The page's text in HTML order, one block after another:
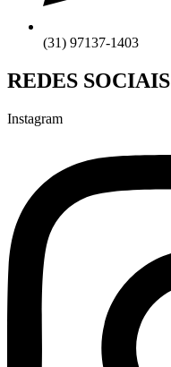
(31) 97137-1403
REDES SOCIAIS
Instagram